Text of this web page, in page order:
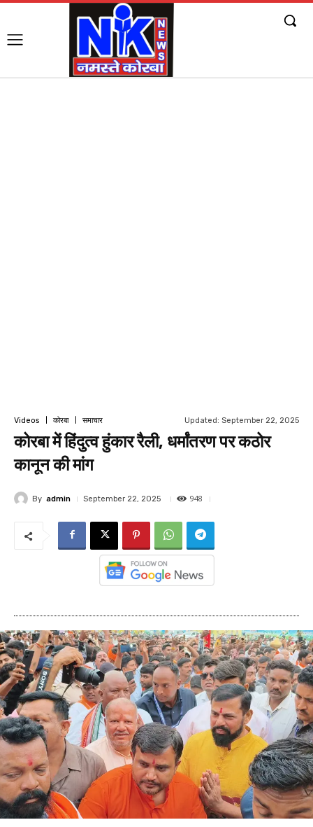
Videos कोरबा समाचार Updated: September 22, 2025
कोरबा में हिंदुत्व हुंकार रैली, धर्मांतरण पर कठोर
कानून की मांग
By admin September 22, 2025 948